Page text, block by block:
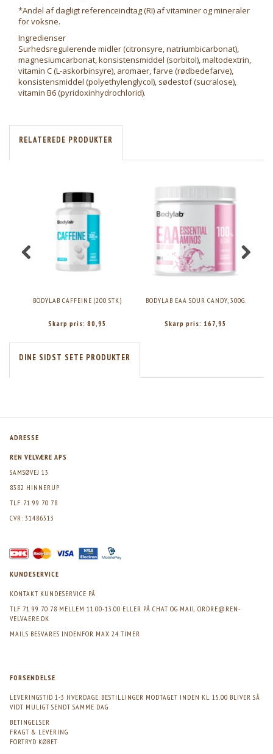
*Andel af dagligt referenceindtag (RI) af vitaminer og mineraler
for voksne.
Ingredienser
Surhedsregulerende midler (citronsyre, natriumbicarbonat),
magnesiumcarbonat, konsistensmiddel (sorbitol), maltodextrin,
vitamin C (L-askorbinsyre), aromaer, farve (rødbedefarve),
konsistensmiddel (polyethylenglycol), sødestof (sucralose),
vitamin B6 (pyridoxinhydrochlorid).
RELATEREDE PRODUKTER
BODYLAB CAFFEINE (200 STK)
Skarp pris: 80,95
BODYLAB EAA SOUR CANDY, 300G.
Skarp pris: 167,95
DINE SIDST SETE PRODUKTER
ADRESSE
REN VELVÆRE APS
SAMSØVEJ 13
8382 HINNERUP
TLF. 71 99 70 78
CVR: 31486513
KUNDESERVICE
KONTAKT KUNDESERVICE PÅ
TLF 71 99 70 78 MELLEM 11.00-13.00 ELLER PÅ CHAT OG MAIL ORDRE@REN-
VELVAERE.DK
MAILS BESVARES INDENFOR MAX 24 TIMER
FORSENDELSE
LEVERINGSTID 1-3 HVERDAGE. BESTILLINGER MODTAGET INDEN KL. 15.00 BLIVER SÅ
VIDT MULIGT SENDT SAMME DAG
BETINGELSER
FRAGT & LEVERING
FORTRYD KØBET